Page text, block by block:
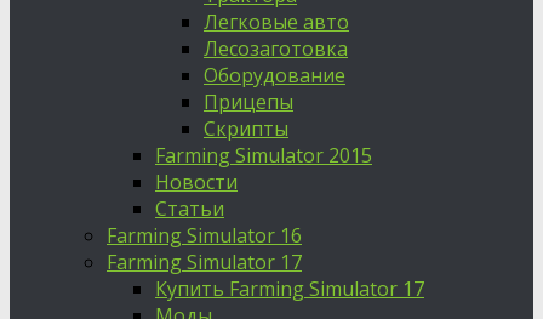
Легковые авто
Лесозаготовка
Оборудование
Прицепы
Скрипты
Farming Simulator 2015
Новости
Статьи
Farming Simulator 16
Farming Simulator 17
Купить Farming Simulator 17